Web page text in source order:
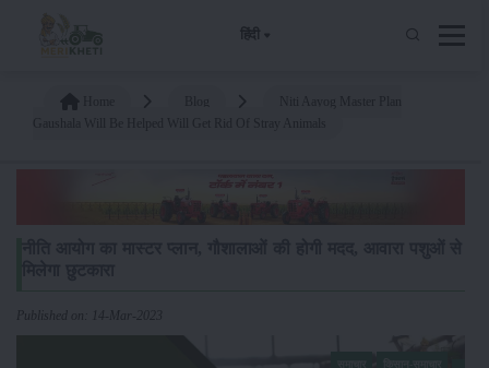
हिंदी
Published on: 14-Mar-2023